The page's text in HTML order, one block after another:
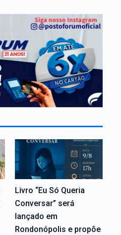
Livro “Eu Só Queria
Conversar” será
lançado em
Rondonópolis e propõe